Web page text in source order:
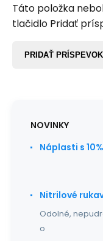
Táto položka
tlačidlo Pridať
PRIDAŤ PRÍSPEVOK
NOVINKY
Náplasti s
Nitrilové
Odolné,
o